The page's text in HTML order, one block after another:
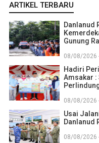
ARTIKEL TERBARU
Danlanud
Gunung
08/08/2026
Hadiri
Amsakar :
08/08/2026
Usai
Danlanud
08/08/2026